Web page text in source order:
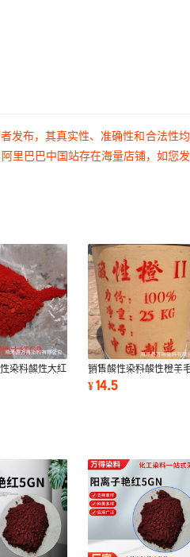
发布，其真实性、准确性和合法性
里巴巴中国站存在海量店铺，如您
染料酸性大红
木材纸浆建筑
销售酸性染料酸性橙羊
张木材等的染色和印花
13932053588
¥14.5